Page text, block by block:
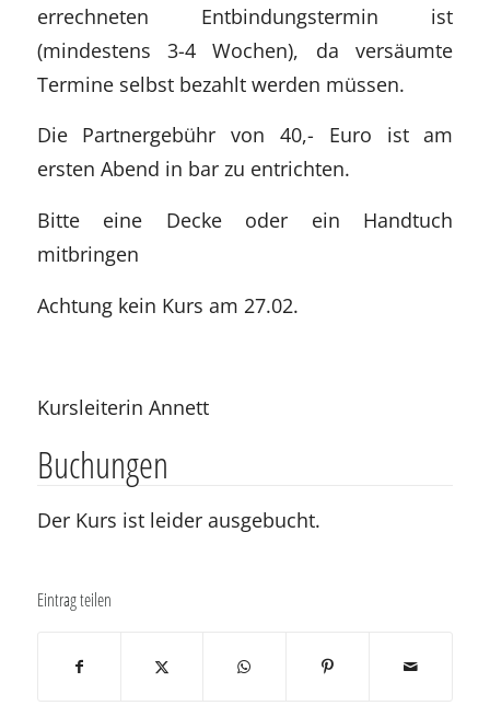
errechneten Entbindungstermin ist
(mindestens 3-4 Wochen), da versäumte
Termine selbst bezahlt werden müssen.
Die Partnergebühr von 40,- Euro ist am
ersten Abend in bar zu entrichten.
Bitte eine Decke oder ein Handtuch
mitbringen
Achtung kein Kurs am 27.02.
Kursleiterin Annett
Buchungen
Der Kurs ist leider ausgebucht.
Eintrag teilen